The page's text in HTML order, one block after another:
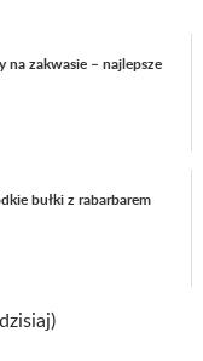
na zakwasie – najlepsze
bułki z rabarbarem